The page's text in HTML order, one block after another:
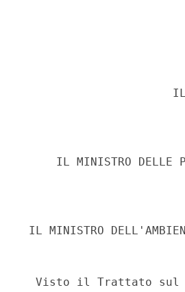
IL MINISTRO DELLE
IL MINISTRO
Visto il Trattato